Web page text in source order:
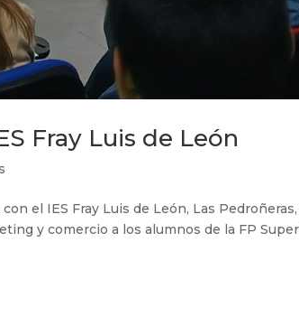
Fray Luis de León
el IES Fray Luis de León, Las
y comercio a los alumnos de la FP